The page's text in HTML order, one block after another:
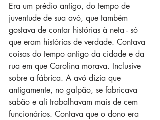
Era um prédio antigo, do tempo de
juventude de sua avó, que também
gostava de contar histórias à neta - só
que eram histórias de verdade. Contava
coisas do tempo antigo da cidade e da
rua em que Carolina morava. Inclusive
sobre a fábrica. A avó dizia que
antigamente, no galpão, se fabricava
sabão e ali trabalhavam mais de cem
funcionários. Contava que o dono era